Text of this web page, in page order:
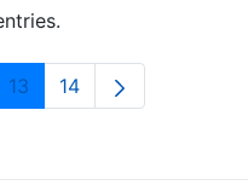
Pages Use TAB to
Page
13 Page
14